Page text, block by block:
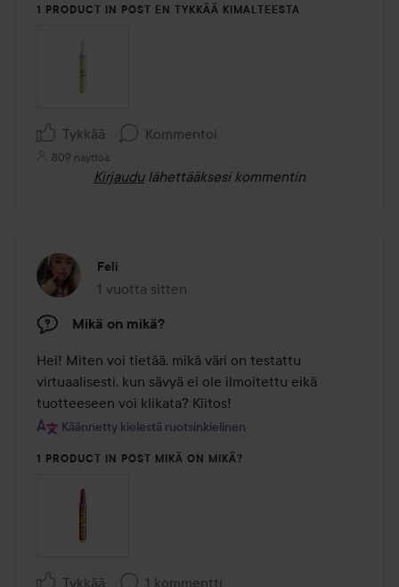
1 PRODUCT IN POST EN TYKKÄÄ KIMALTEESTA
Tykkää Kommentoi
809 näyttöä
Kirjaudu lähettääksesi kommentin
Feli
1 vuotta sitten
Viesti luotiin 1 vuotta sitten
Mikä on mikä?
Hei! Miten voi tietää, mikä väri on testattu
virtuaalisesti, kun sävyä ei ole ilmoitettu eikä
tuotteeseen voi klikata? Kiitos!
Käännetty kielestä ruotsinkielinen
1 PRODUCT IN POST MIKÄ ON MIKÄ?
Tykkää 1 kommentti